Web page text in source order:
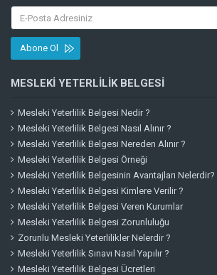
Abone Ol
MESLEKI YETERLILIK BELGESI
Mesleki Yeterlilik Belgesi Nedir ?
Mesleki Yeterlilik Belgesi Nasıl Alınır ?
Mesleki Yeterlilik Belgesi Nereden Alınır ?
Mesleki Yeterlilik Belgesi Örneği
Mesleki Yeterlilik Belgesinin Avantajları Nelerdir?
Mesleki Yeterlilik Belgesi Kimlere Verilir ?
Mesleki Yeterlilik Belgesi Veren Kurumlar
Mesleki Yeterlilik Belgesi Zorunluluğu
Zorunlu Mesleki Yeterlilikler Nelerdir ?
Mesleki Yeterlilik Sınavı Nasıl Yapılır ?
Mesleki Yeterlilik Belgesi Ücretleri